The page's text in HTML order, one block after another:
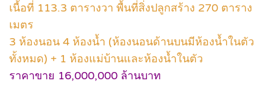
เนื้อที่ 113.3 ตารางวา พื้นที่สิ่งปลูกสร้าง 270 ตาราง
เมตร
3 ห้องนอน 4 ห้องน้ำ (ห้องนอนด้านบนมีห้องน้ำในตัว
ทั้งหมด) + 1 ห้องแม่บ้านและห้องน้ำในตัว
ราคาขาย 16,000,000 ล้านบาท